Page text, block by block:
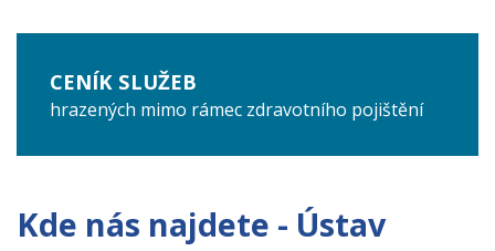
CENÍK SLUŽEB
hrazených mimo rámec zdravotního pojištění
Kde nás najdete - Ústav